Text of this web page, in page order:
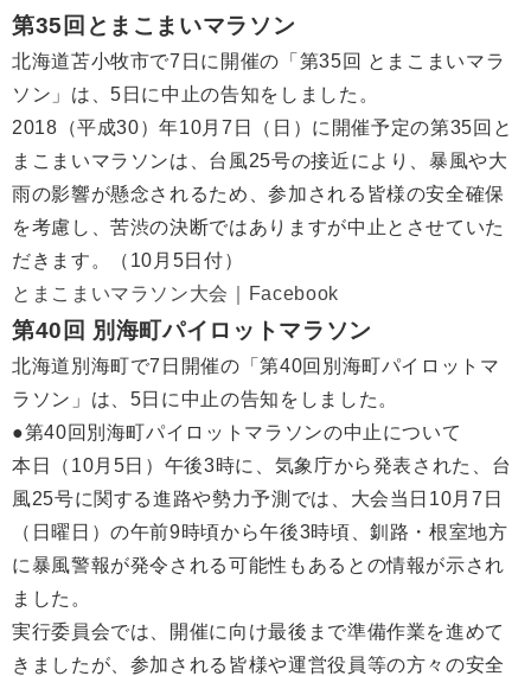
第35回とまこまいマラソン
北海道苫小牧市で7日に開催の「第35回 とまこまいマラ
ソン」は、5日に中止の告知をしました。
2018（平成30）年10月7日（日）に開催予定の第35回と
まこまいマラソンは、台風25号の接近により、暴風や大
雨の影響が懸念されるため、参加される皆様の安全確保
を考慮し、苦渋の決断ではありますが中止とさせていた
だきます。（10月5日付）
とまこまいマラソン大会｜Facebook
第40回 別海町パイロットマラソン
北海道別海町で7日開催の「第40回別海町パイロットマ
ラソン」は、5日に中止の告知をしました。
●第40回別海町パイロットマラソンの中止について
本日（10月5日）午後3時に、気象庁から発表された、台
風25号に関する進路や勢力予測では、大会当日10月7日
（日曜日）の午前9時頃から午後3時頃、釧路・根室地方
に暴風警報が発令される可能性もあるとの情報が示され
ました。
実行委員会では、開催に向け最後まで準備作業を進めて
きましたが、参加される皆様や運営役員等の方々の安全